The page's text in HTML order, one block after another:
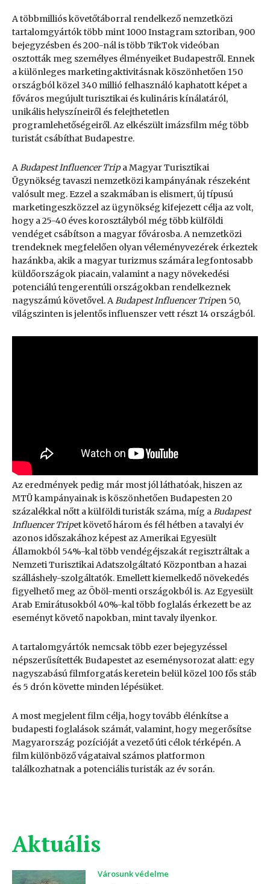
A többmilliós követőtáborral rendelkező nemzetközi
tartalomgyártók több mint 1000 Instagram sztoriban, 900
bejegyzésben és 200-nál is több TikTok videóban
osztották meg személyes élményeiket Budapestről. Ennek
a különleges marketingaktivitásnak köszönhetően 150
országból közel 340 millió felhasználó kaphatott képet a
főváros megújult turisztikai és kulináris kínálatáról,
unikális helyszíneiről és felejthetetlen
programlehetőségeiről. Az elkészült imázsfilm még több
turistát csábíthat Budapestre.
ABudapest Influencer Tripa Magyar Turisztikai
Ügynökség tavaszi nemzetközi kampányának részeként
valósult meg. Ezzel a szakmában is elismert, új típusú
marketingeszközzel az ügynökség kifejezett célja az volt,
hogy a 25-40 éves korosztályból még több külföldi
vendéget csábítson a magyar fővárosba. A nemzetközi
trendeknek megfelelően olyan véleményvezérek érkeztek
hazánkba, akik a magyar turizmus számára legfontosabb
küldőországok piacain, valamint a nagy növekedési
potenciálú tengerentúli országokban rendelkeznek
nagyszámú követővel. ABudapest Influencer Tripen 50,
világszinten is jelentős influenszer vett részt 14 országból.
Az eredmények pedig már most jól láthatóak, hiszen az
MTÜ kampányainak is köszönhetően Budapesten 20
százalékkal nőtt a külföldi turisták száma, míg aBudapest
Influencer Tripet követő három és fél hétben a tavalyi év
azonos időszakához képest az Amerikai Egyesült
Államokból 54%-kal több vendégéjszakát regisztráltak a
Nemzeti Turisztikai Adatszolgáltató Központban a hazai
szálláshely-szolgáltatók. Emellett kiemelkedő növekedés
figyelhető meg az Öböl-menti országokból is. Az Egyesült
Arab Emirátusokból 40%-kal több foglalás érkezett be az
eseményt követő napokban, mint tavaly ilyenkor.
A tartalomgyártók nemcsak több ezer bejegyzéssel
népszerűsítették Budapestet az eseménysorozat alatt: egy
nagyszabású filmforgatás keretein belül közel 100 fős stáb
és 5 drón követte minden lépésüket.
A most megjelent film célja, hogy tovább élénkítse a
budapesti foglalások számát, valamint, hogy megerősítse
Magyarország pozícióját a vezető úti célok térképén. A
film különböző vágataival számos platformon
találkozhatnak a potenciális turisták az év során.
Aktuális
Városunk védelme